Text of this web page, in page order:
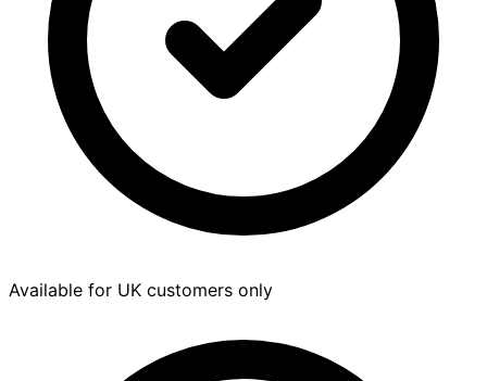
Available for UK customers only